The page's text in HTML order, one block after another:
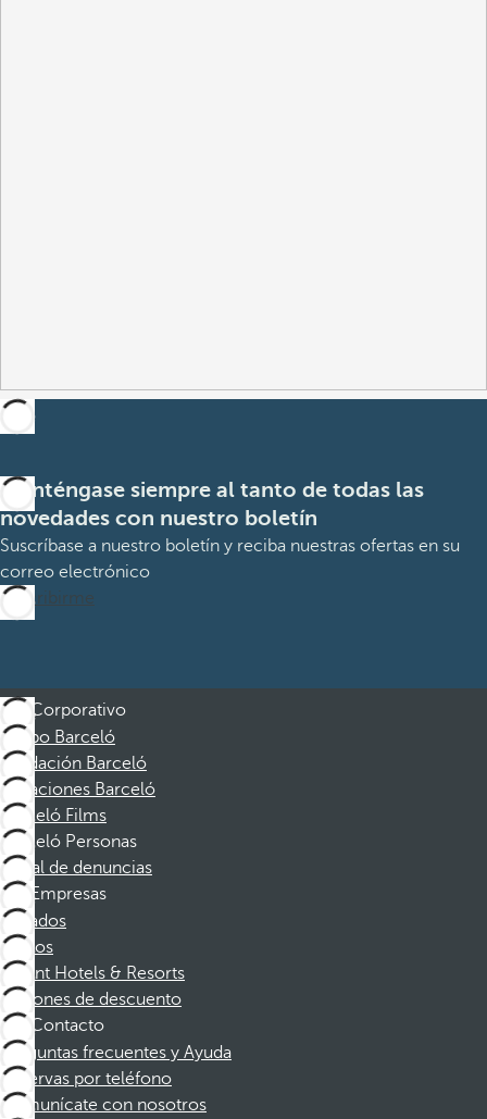
Manténgase siempre al tanto de todas las
novedades con nuestro boletín
Suscríbase a nuestro boletín y reciba nuestras ofertas en su
correo electrónico
Suscribirme
Corporativo
Grupo Barceló
Fundación Barceló
Vacaciones Barceló
Barceló Films
Barceló Personas
Canal de denuncias
Empresas
Afiliados
Socios
Dorint Hotels & Resorts
Cupones de descuento
Contacto
Preguntas frecuentes y Ayuda
Reservas por teléfono
Comunícate con nosotros